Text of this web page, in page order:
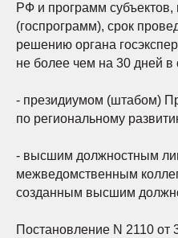
РФ и программ
(госпрограмм), срок
решению органа
не более чем на 30 дней в
- президиумом (штабом)
по региональному
- высшим должностным
межведомственным
созданным высшим
Постановление N 2110 от